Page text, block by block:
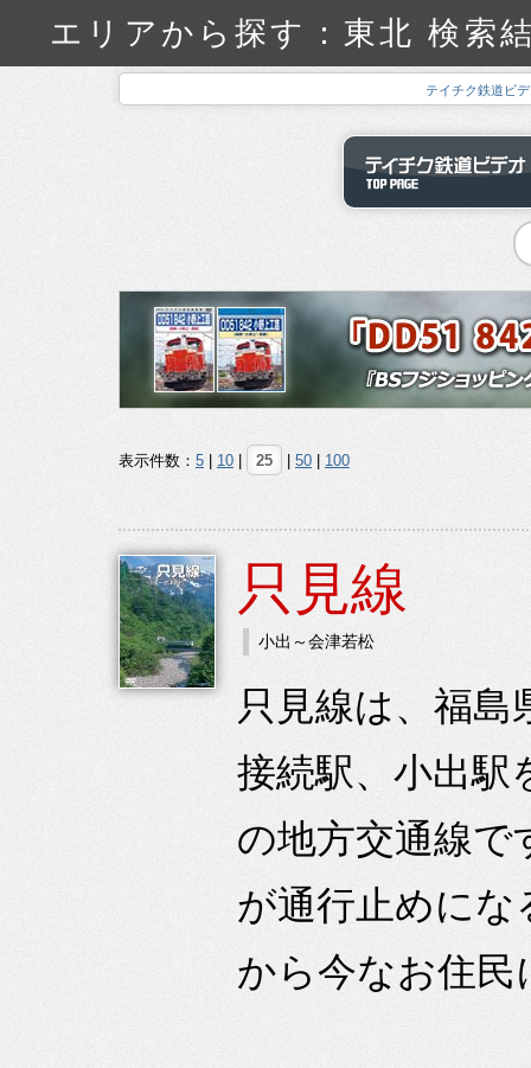
エリアから探す：東北 検索
テイチク鉄道ビ
表示件数： 5 10 25 50 100
只見線
小出～会津若松
只見線は、福
接続駅、小出駅
の地方交通線で
が通行止めにな
から今なお住民